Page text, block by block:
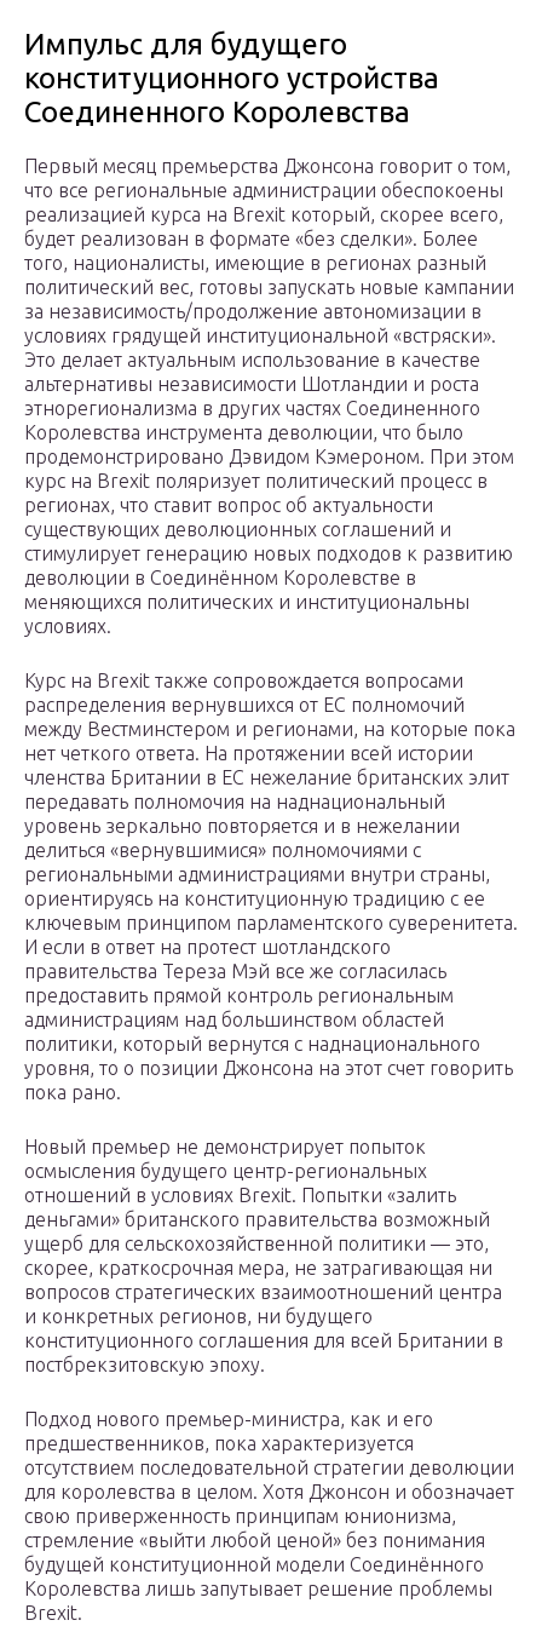
Импульс для будущего
конституционного устройства
Соединенного Королевства
Первый месяц премьерства Джонсона говорит о том,
что все региональные администрации обеспокоены
реализацией курса на Brexit который, скорее всего,
будет реализован в формате «без сделки». Более
того, националисты, имеющие в регионах разный
политический вес, готовы запускать новые кампании
за независимость/продолжение автономизации в
условиях грядущей институциональной «встряски».
Это делает актуальным использование в качестве
альтернативы независимости Шотландии и роста
этнорегионализма в других частях Соединенного
Королевства инструмента деволюции, что было
продемонстрировано Дэвидом Кэмероном. При этом
курс на Brexit поляризует политический процесс в
регионах, что ставит вопрос об актуальности
существующих деволюционных соглашений и
стимулирует генерацию новых подходов к развитию
деволюции в Соединённом Королевстве в
меняющихся политических и институциональны
условиях.
Курс на Brexit также сопровождается вопросами
распределения вернувшихся от ЕС полномочий
между Вестминстером и регионами, на которые пока
нет четкого ответа. На протяжении всей истории
членства Британии в ЕС нежелание британских элит
передавать полномочия на наднациональный
уровень зеркально повторяется и в нежелании
делиться «вернувшимися» полномочиями с
региональными администрациями внутри страны,
ориентируясь на конституционную традицию с ее
ключевым принципом парламентского суверенитета.
И если в ответ на протест шотландского
правительства Тереза Мэй все же согласилась
предоставить прямой контроль региональным
администрациям над большинством областей
политики, который вернутся с наднационального
уровня, то о позиции Джонсона на этот счет говорить
пока рано.
Новый премьер не демонстрирует попыток
осмысления будущего центр-региональных
отношений в условиях Brexit. Попытки «залить
деньгами» британского правительства возможный
ущерб для сельскохозяйственной политики — это,
скорее, краткосрочная мера, не затрагивающая ни
вопросов стратегических взаимоотношений центра
и конкретных регионов, ни будущего
конституционного соглашения для всей Британии в
постбрекзитовскую эпоху.
Подход нового премьер-министра, как и его
предшественников, пока характеризуется
отсутствием последовательной стратегии деволюции
для королевства в целом. Хотя Джонсон и обозначает
свою приверженность принципам юнионизма,
стремление «выйти любой ценой» без понимания
будущей конституционной модели Соединённого
Королевства лишь запутывает решение проблемы
Brexit.